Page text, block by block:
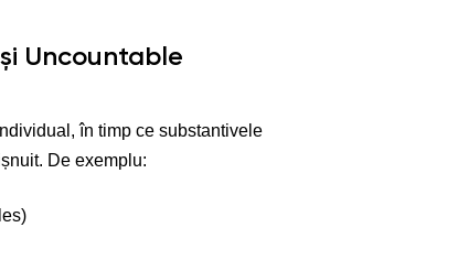
Uncountable
în timp ce substantivele
De exemplu: